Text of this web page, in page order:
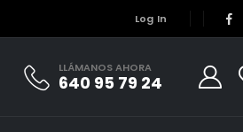
Log In
LLÁMANOS AHORA
640 95 79 24